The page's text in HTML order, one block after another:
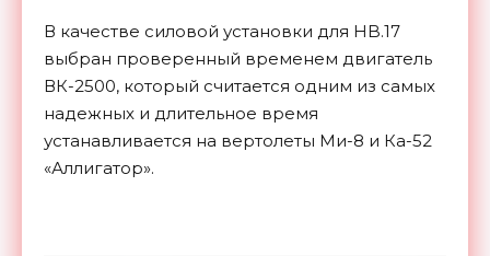
В качестве силовой установки для HB.17
выбран проверенный временем двигатель
ВК-2500, который считается одним из самых
надежных и длительное время
устанавливается на вертолеты Ми-8 и Ка-52
«Аллигатор».